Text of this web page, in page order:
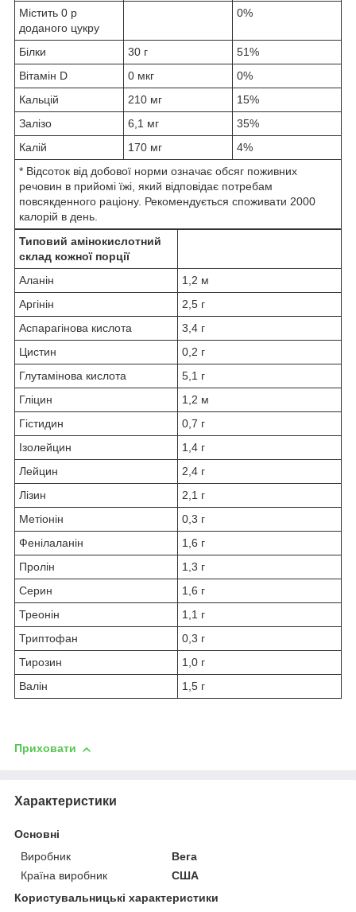
Містить 0 р
доданого цукру
0%
Білки 30 г
51%
Вітамін D
0 мкг
0%
Кальцій
210 мг
15%
Залізо
6,1 мг
35%
Калій
170 мг
4%
* Відсоток від добової норми означає обсяг поживних
речовин в прийомі їжі, який відповідає потребам
повсякденного раціону. Рекомендується споживати 2000
калорій в день.
Типовий амінокислотний
склад кожної порції
Аланін
1,2 м
Аргінін
2,5 г
Аспарагінова кислота
3,4 г
Цистин
0,2 г
Глутамінова кислота
5,1 г
Гліцин
1,2 м
Гістидин
0,7 г
Ізолейцин
1,4 г
Лейцин
2,4 г
Лізин
2,1 г
Метіонін
0,3 г
Фенілаланін
1,6 г
Пролін
1,3 г
Серин
1,6 г
Треонін
1,1 г
Триптофан
0,3 г
Тирозин
1,0 г
Валін
1,5 г
Приховати
Характеристики
Основні
Виробник
Вега
Країна виробник
США
Користувальницькі характеристики